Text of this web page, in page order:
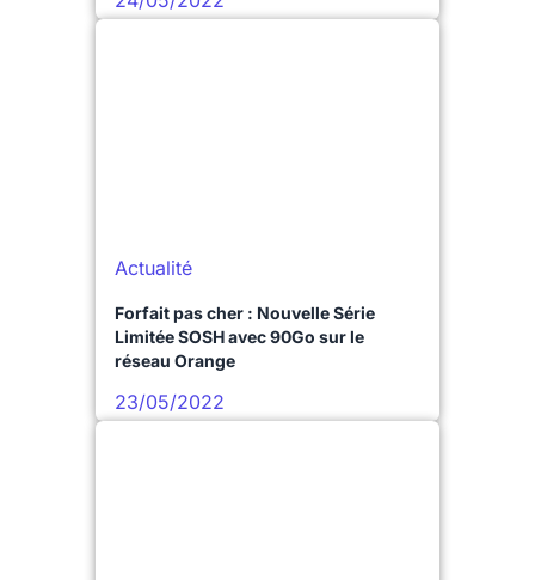
Actualité
Forfait pas cher : Nouvelle Série
Limitée SOSH avec 90Go sur le
réseau Orange
23/05/2022